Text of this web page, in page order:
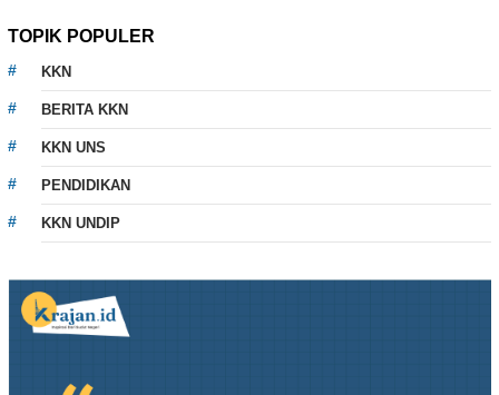
TOPIK POPULER
KKN
BERITA KKN
KKN UNS
PENDIDIKAN
KKN UNDIP